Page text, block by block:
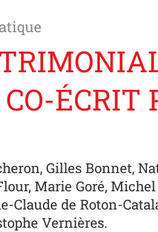
ÉCRIT
Gilles Bonnet,
Marie Goré,
Claude de Roton-
Vernières.